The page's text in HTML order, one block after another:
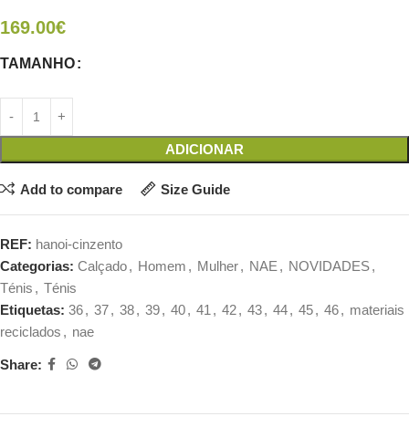
169.00€
TAMANHO
ADICIONAR
Add to compare Size Guide
REF: hanoi-cinzento
Categorias: Calçado, Homem , Mulher, NAE , NOVIDADES,
Ténis , Ténis
Etiquetas: 36, 37, 38, 39, 40, 41 , 42, 43, 44, 45, 46, materiais
reciclados , nae
Share: